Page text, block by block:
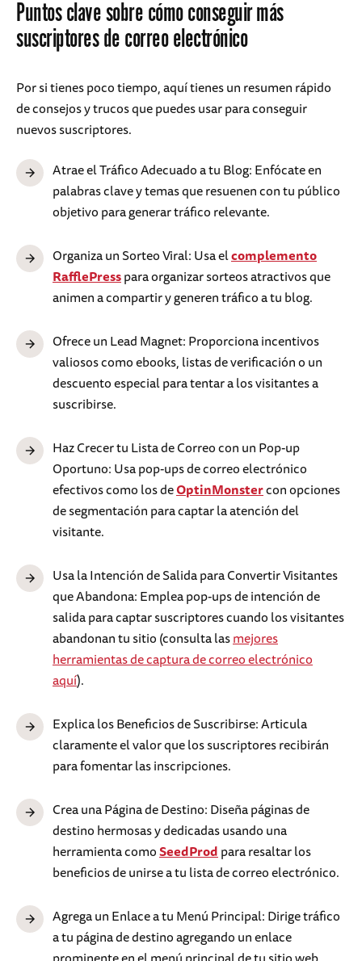
Puntos clave sobre cómo conseguir más
suscriptores de correo electrónico
Por si tienes poco tiempo, aquí tienes un resumen rápido
de consejos y trucos que puedes usar para conseguir
nuevos suscriptores.
Atrae el Tráfico Adecuado a tu Blog: Enfócate en
palabras clave y temas que resuenen con tu público
objetivo para generar tráfico relevante.
Organiza un Sorteo Viral: Usa elcomplemento
RafflePresspara organizar sorteos atractivos que
animen a compartir y generen tráfico a tu blog.
Ofrece un Lead Magnet: Proporciona incentivos
valiosos como ebooks, listas de verificación o un
descuento especial para tentar a los visitantes a
suscribirse.
Haz Crecer tu Lista de Correo con un Pop-up
Oportuno: Usa pop-ups de correo electrónico
efectivos como los deOptinMonstercon opciones
de segmentación para captar la atención del
visitante.
Usa la Intención de Salida para Convertir Visitantes
que Abandona: Emplea pop-ups de intención de
salida para captar suscriptores cuando los visitantes
abandonan tu sitio (consulta lasmejores
herramientas de captura de correo electrónico
aquí).
Explica los Beneficios de Suscribirse: Articula
claramente el valor que los suscriptores recibirán
para fomentar las inscripciones.
Crea una Página de Destino: Diseña páginas de
destino hermosas y dedicadas usando una
herramienta comoSeedProdpara resaltar los
beneficios de unirse a tu lista de correo electrónico.
Agrega un Enlace a tu Menú Principal: Dirige tráfico
a tu página de destino agregando un enlace